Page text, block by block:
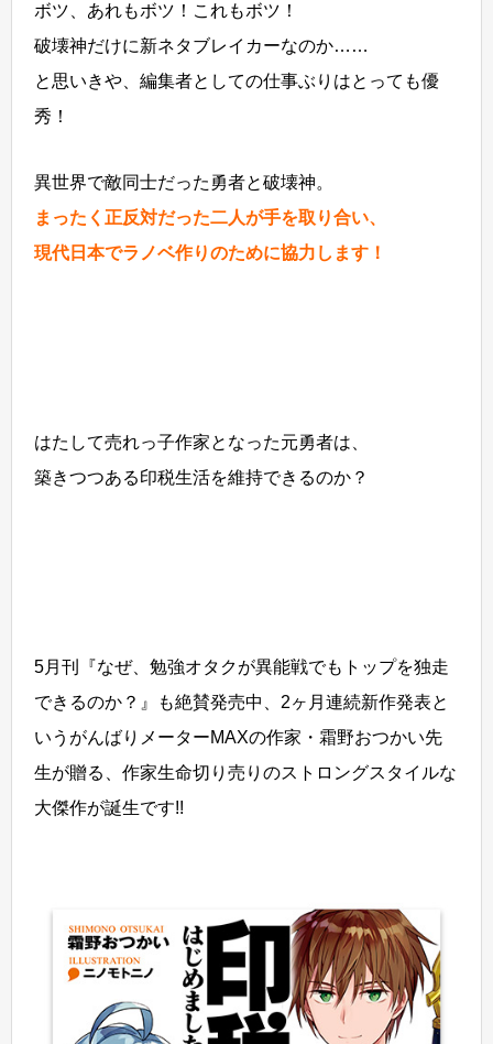
ボツ、あれもボツ！これもボツ！
破壊神だけに新ネタブレイカーなのか……
と思いきや、編集者としての仕事ぶりはとっても優
秀！
異世界で敵同士だった勇者と破壊神。
まったく正反対だった二人が手を取り合い、
現代日本でラノベ作りのために協力します！
はたして売れっ子作家となった元勇者は、
築きつつある印税生活を維持できるのか？
5月刊『なぜ、勉強オタクが異能戦でもトップを独走
できるのか？』も絶賛発売中、2ヶ月連続新作発表と
いうがんばりメーターMAXの作家・霜野おつかい先
生が贈る、作家生命切り売りのストロングスタイルな
大傑作が誕生です!!